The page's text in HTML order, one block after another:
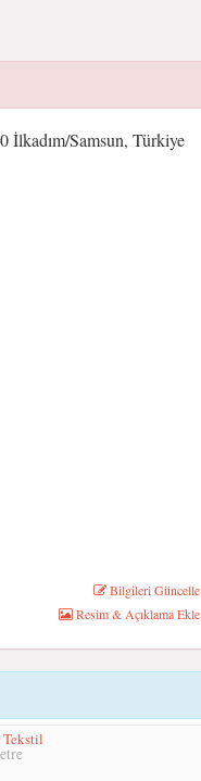
İlkadım/Samsun, Türkiye
Bilgileri Güncelle
Resim & Açıklama Ekle